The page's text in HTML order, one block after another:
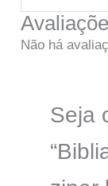
Não há
Seja